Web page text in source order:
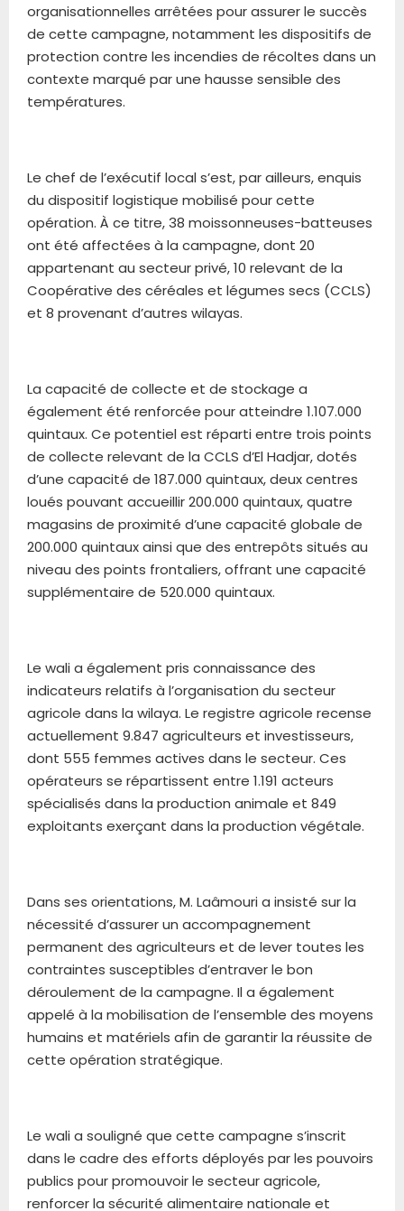
organisationnelles arrêtées pour assurer le succès
de cette campagne, notamment les dispositifs de
protection contre les incendies de récoltes dans un
contexte marqué par une hausse sensible des
températures.
Le chef de l’exécutif local s’est, par ailleurs, enquis
du dispositif logistique mobilisé pour cette
opération. À ce titre, 38 moissonneuses-batteuses
ont été affectées à la campagne, dont 20
appartenant au secteur privé, 10 relevant de la
Coopérative des céréales et légumes secs (CCLS)
et 8 provenant d’autres wilayas.
La capacité de collecte et de stockage a
également été renforcée pour atteindre 1.107.000
quintaux. Ce potentiel est réparti entre trois points
de collecte relevant de la CCLS d’El Hadjar, dotés
d’une capacité de 187.000 quintaux, deux centres
loués pouvant accueillir 200.000 quintaux, quatre
magasins de proximité d’une capacité globale de
200.000 quintaux ainsi que des entrepôts situés au
niveau des points frontaliers, offrant une capacité
supplémentaire de 520.000 quintaux.
Le wali a également pris connaissance des
indicateurs relatifs à l’organisation du secteur
agricole dans la wilaya. Le registre agricole recense
actuellement 9.847 agriculteurs et investisseurs,
dont 555 femmes actives dans le secteur. Ces
opérateurs se répartissent entre 1.191 acteurs
spécialisés dans la production animale et 849
exploitants exerçant dans la production végétale.
Dans ses orientations, M. Laâmouri a insisté sur la
nécessité d’assurer un accompagnement
permanent des agriculteurs et de lever toutes les
contraintes susceptibles d’entraver le bon
déroulement de la campagne. Il a également
appelé à la mobilisation de l’ensemble des moyens
humains et matériels afin de garantir la réussite de
cette opération stratégique.
Le wali a souligné que cette campagne s’inscrit
dans le cadre des efforts déployés par les pouvoirs
publics pour promouvoir le secteur agricole,
renforcer la sécurité alimentaire nationale et